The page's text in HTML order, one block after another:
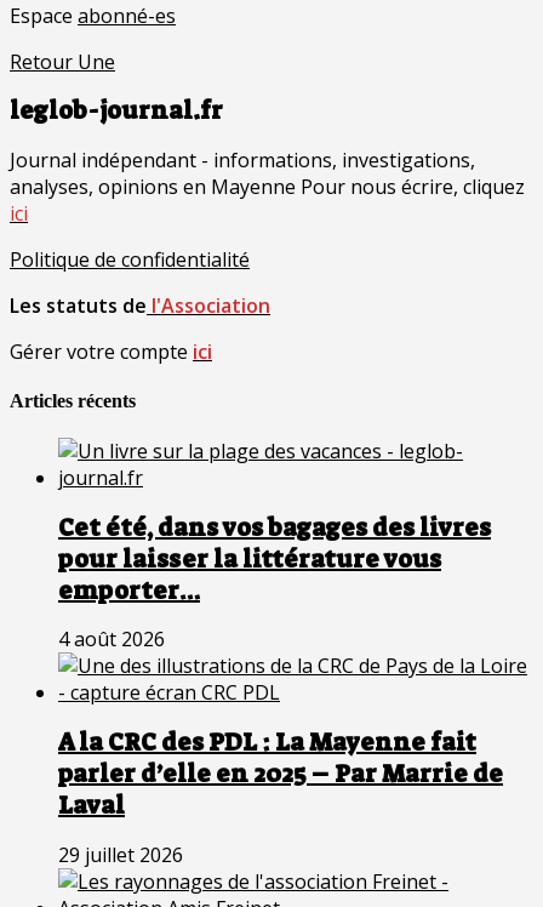
Espace abonné-es
Retour Une
leglob-journal.fr
Journal indépendant - informations, investigations,
analyses, opinions en Mayenne Pour nous écrire, cliquez
ici
Politique de confidentialité
Les statuts de l'Association
Gérer votre compte ici
Articles récents
Cet été, dans vos bagages des livres
pour laisser la littérature vous
emporter…
4 août 2026
A la CRC des PDL : La Mayenne fait
parler d’elle en 2025 – Par Marrie de
Laval
29 juillet 2026